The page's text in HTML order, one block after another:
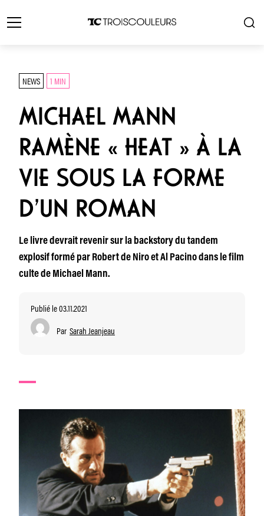
NEWS 1 MIN
MICHAEL MANN
RAMÈNE « HEAT » À LA
VIE SOUS LA FORME
D’UN ROMAN
Le livre devrait revenir sur la backstory du tandem
explosif formé par Robert de Niro et Al Pacino dans le film
culte de Michael Mann.
Publié le 03.11.2021
Par Sarah Jeanjeau